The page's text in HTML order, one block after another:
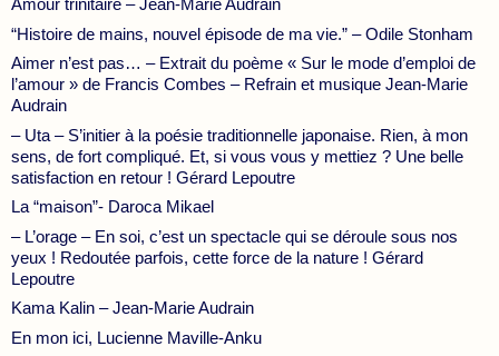
Amour trinitaire – Jean-Marie Audrain
“Histoire de mains, nouvel épisode de ma vie.” – Odile Stonham
Aimer n’est pas… – Extrait du poème « Sur le mode d’emploi de
l’amour » de Francis Combes – Refrain et musique Jean-Marie
Audrain
– Uta – S’initier à la poésie traditionnelle japonaise. Rien, à mon
sens, de fort compliqué. Et, si vous vous y mettiez ? Une belle
satisfaction en retour ! Gérard Lepoutre
La “maison”- Daroca Mikael
– L’orage – En soi, c’est un spectacle qui se déroule sous nos
yeux ! Redoutée parfois, cette force de la nature ! Gérard
Lepoutre
Kama Kalin – Jean-Marie Audrain
En mon ici, Lucienne Maville-Anku